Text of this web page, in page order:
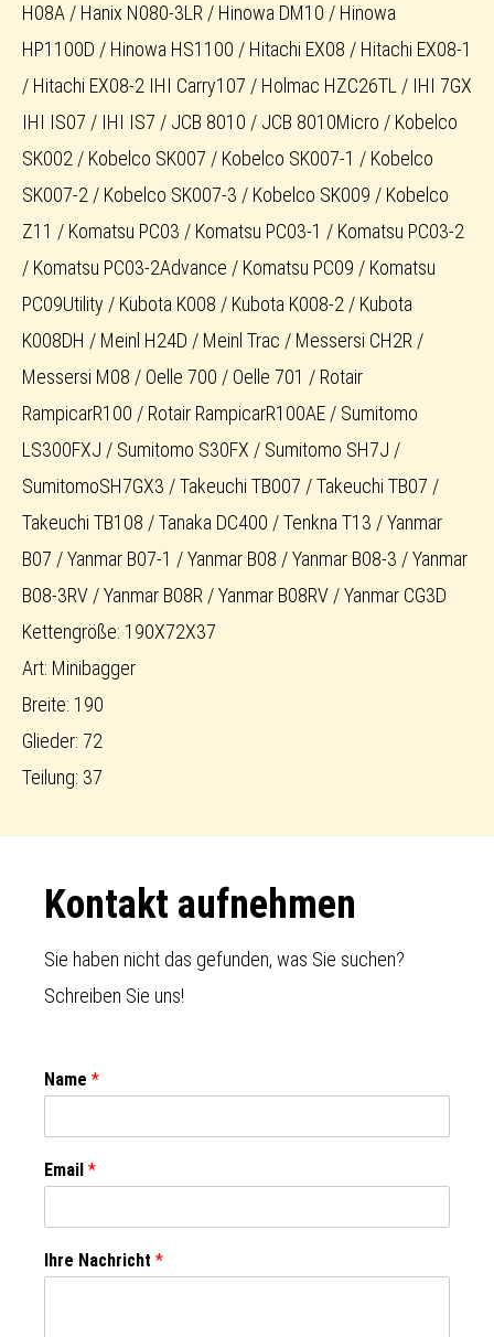
H08A / Hanix N080-3LR / Hinowa DM10 / Hinowa
HP1100D / Hinowa HS1100 / Hitachi EX08 / Hitachi EX08-1
/ Hitachi EX08-2 IHI Carry107 / Holmac HZC26TL / IHI 7GX
IHI IS07 / IHI IS7 / JCB 8010 / JCB 8010Micro / Kobelco
SK002 / Kobelco SK007 / Kobelco SK007-1 / Kobelco
SK007-2 / Kobelco SK007-3 / Kobelco SK009 / Kobelco
Z11 / Komatsu PC03 / Komatsu PC03-1 / Komatsu PC03-2
/ Komatsu PC03-2Advance / Komatsu PC09 / Komatsu
PC09Utility / Kubota K008 / Kubota K008-2 / Kubota
K008DH / Meinl H24D / Meinl Trac / Messersi CH2R /
Messersi M08 / Oelle 700 / Oelle 701 / Rotair
RampicarR100 / Rotair RampicarR100AE / Sumitomo
LS300FXJ / Sumitomo S30FX / Sumitomo SH7J /
SumitomoSH7GX3 / Takeuchi TB007 / Takeuchi TB07 /
Takeuchi TB108 / Tanaka DC400 / Tenkna T13 / Yanmar
B07 / Yanmar B07-1 / Yanmar B08 / Yanmar B08-3 / Yanmar
B08-3RV / Yanmar B08R / Yanmar B08RV / Yanmar CG3D
Kettengröße: 190X72X37
Art: Minibagger
Breite: 190
Glieder: 72
Teilung: 37
Footer
Kontakt aufnehmen
Sie haben nicht das gefunden, was Sie suchen?
Schreiben Sie uns!
Name *
Email *
Ihre Nachricht *